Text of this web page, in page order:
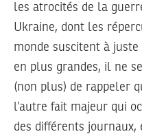
les atrocités de la
Ukraine, dont les
monde suscitent à
en plus grandes, il ne
(non plus) de rappeler
l’autre fait majeur qui
des différents journaux,